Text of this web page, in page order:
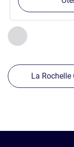
Önceki -
Sayfa ,
La